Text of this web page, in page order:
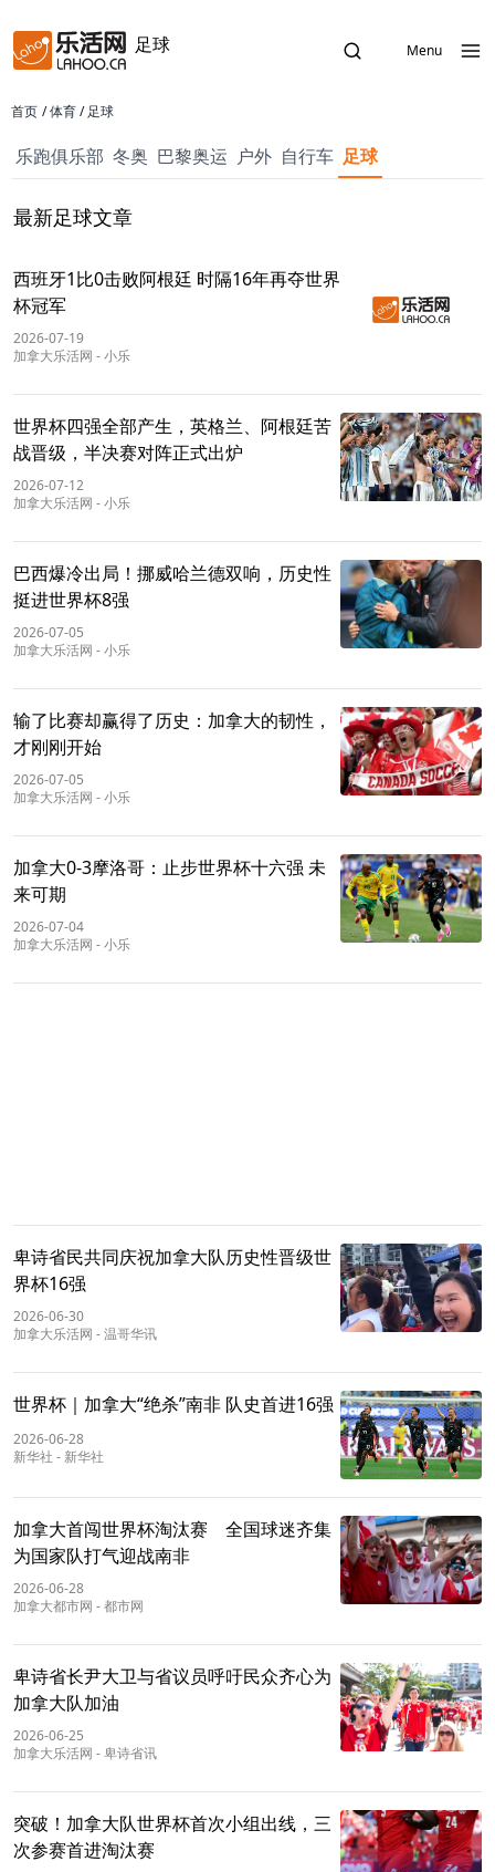
足球 Menu
首页 /体育/足球
乐跑俱乐部 冬奥 巴黎奥运 户外 自行车 足球
最新足球文章
西班牙1比0击败阿根廷 时隔16年再夺世界
杯冠军
2026-07-19
加拿大乐活网 -小乐
世界杯四强全部产生，英格兰、阿根廷苦
战晋级，半决赛对阵正式出炉
2026-07-12
加拿大乐活网 -小乐
巴西爆冷出局！挪威哈兰德双响，历史性
挺进世界杯8强
2026-07-05
加拿大乐活网 -小乐
输了比赛却赢得了历史：加拿大的韧性，
才刚刚开始
2026-07-05
加拿大乐活网 -小乐
加拿大0-3摩洛哥：止步世界杯十六强 未
来可期
2026-07-04
加拿大乐活网 -小乐
卑诗省民共同庆祝加拿大队历史性晋级世
界杯16强
2026-06-30
加拿大乐活网 -温哥华讯
世界杯｜加拿大“绝杀”南非 队史首进16强
2026-06-28
新华社 - 新华社
加拿大首闯世界杯淘汰赛 全国球迷齐集
为国家队打气迎战南非
2026-06-28
加拿大都市网 -都市网
卑诗省长尹大卫与省议员呼吁民众齐心为
加拿大队加油
2026-06-25
加拿大乐活网 -卑诗省讯
突破！加拿大队世界杯首次小组出线，三
次参赛首进淘汰赛